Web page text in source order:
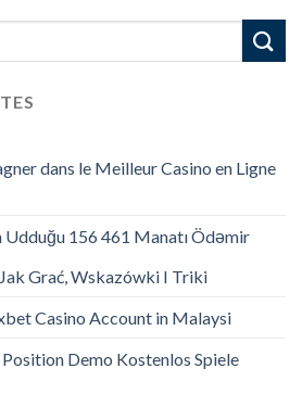
dans le Meilleur Casino en Ligne
Udduğu 156 461 Manatı Ödəmir
Grać, Wskazówki I Triki
Casino Account in Malaysi
Demo Kostenlos Spiele